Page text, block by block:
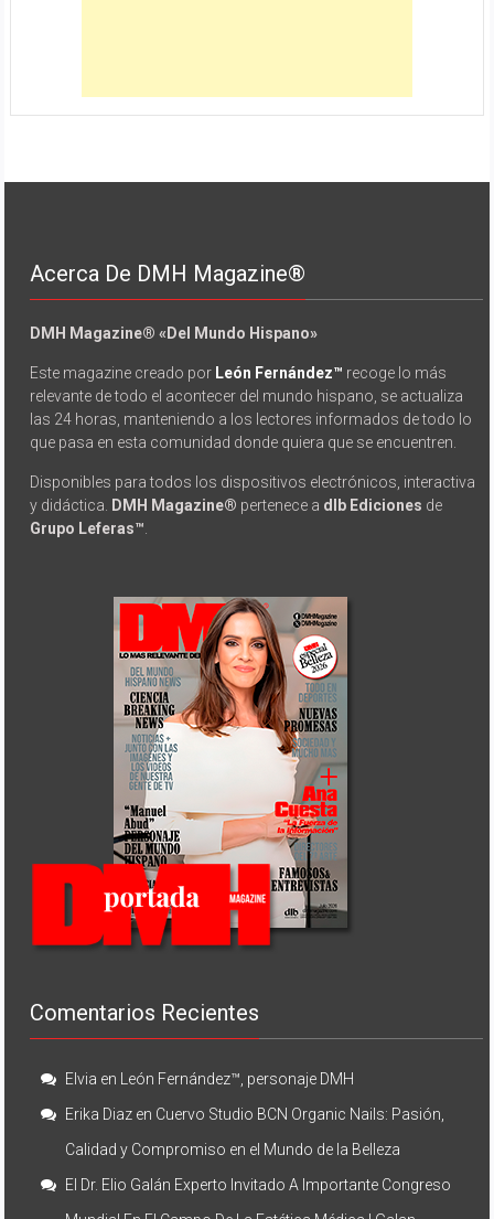
Acerca De DMH Magazine®
DMH Magazine® «Del Mundo Hispano»
Este magazine creado por León Fernández™ recoge lo más
relevante de todo el acontecer del mundo hispano, se actualiza
las 24 horas, manteniendo a los lectores informados de todo lo
que pasa en esta comunidad donde quiera que se encuentren.
Disponibles para todos los dispositivos electrónicos, interactiva
y didáctica.
DMH Magazine® pertenece a dlb Ediciones de
Grupo Leferas™
Comentarios Recientes
Elvia en
León Fernández™, personaje DMH
Erika Diaz en Cuervo Studio BCN Organic Nails: Pasión,
Calidad y Compromiso en el Mundo de la Belleza
El Dr. Elio Galán Experto Invitado A Importante Congreso